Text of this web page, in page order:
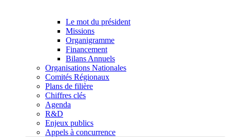
Le mot du président
Missions
Organigramme
Financement
Bilans Annuels
Organisations Nationales
Comités Régionaux
Plans de filière
Chiffres clés
Agenda
R&D
Enjeux publics
Appels à concurrence